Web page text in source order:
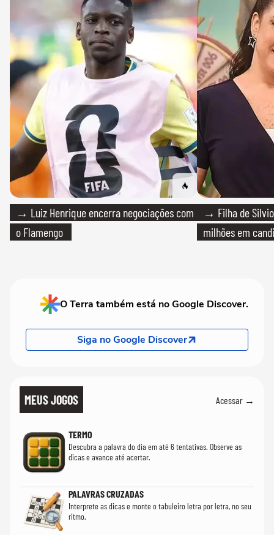
→ Luiz Henrique encerra negociações com
o Flamengo
→ Filha de Silvio
milhões em
O Terra também está no Google Discover.
Siga no Google Discover
MEUS JOGOS Acessar →
TERMO
Descubra a palavra do dia em até 6 tentativas. Observe as
dicas e avance até acertar.
PALAVRAS CRUZADAS
Interprete as dicas e monte o tabuleiro letra por letra, no seu
ritmo.